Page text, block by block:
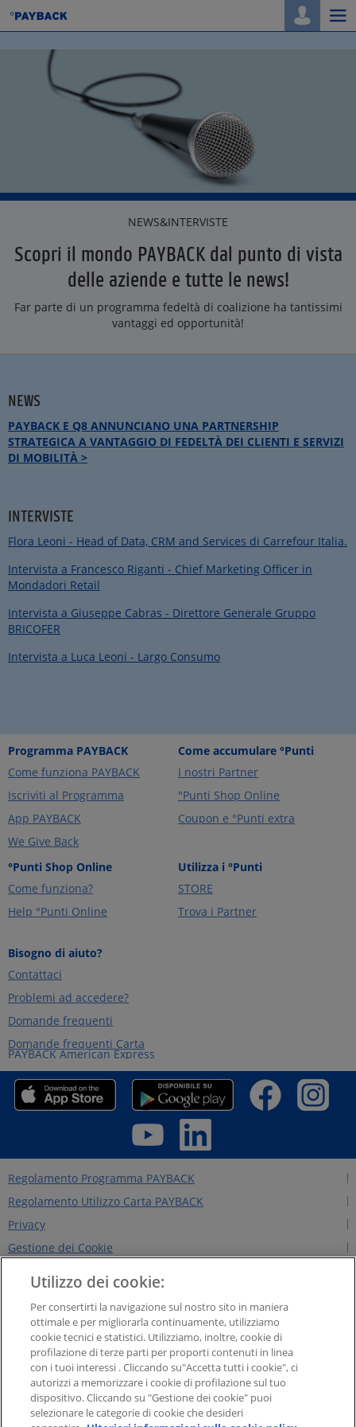
NEWS&INTERVISTE
Scopri il mondo PAYBACK dal punto di vista
delle aziende e tutte le news!
Far parte di un programma fedeltà di coalizione ha tantissimi
vantaggi ed opportunità!
NEWS
PAYBACK E Q8 ANNUNCIANO UNA PARTNERSHIP
STRATEGICA A VANTAGGIO DI FEDELTÀ DEI CLIENTI E SERVIZI
DI MOBILITÀ >
INTERVISTE
Flora Leoni - Head of Data, CRM and Services di Carrefour Italia.
Intervista a Francesco Riganti - Chief Marketing Officer in
Mondadori Retail
Intervista a Giuseppe Cabras - Direttore Generale Gruppo
BRICOFER
Intervista a Luca Leoni - Largo Consumo
Programma PAYBACK
Come funziona PAYBACK
Iscriviti al Programma
App PAYBACK
We Give Back
Come accumulare °Punti
I nostri Partner
°Punti Shop Online
Coupon e °Punti extra
°Punti Shop Online
Come funziona?
Help °Punti Online
Utilizza i °Punti
STORE
Trova i Partner
Bisogno di aiuto?
Contattaci
Problemi ad accedere?
Domande frequenti
Domande frequenti Carta
PAYBACK American Express
Regolamento Programma PAYBACK
Regolamento Utilizzo Carta PAYBACK
Privacy
Gestione dei Cookie
Contattaci
Chi siamo
NEWS&INTERVISTE
PAYBACK GROUP
Concorsi PAYBACK
Utilizzo dei cookie:
Per consertirti la navigazione sul nostro sito in maniera
ottimale e per migliorarla continuamente, utilizziamo
cookie tecnici e statistici. Utilizziamo, inoltre, cookie di
profilazione di terze parti per proporti contenuti in linea
con i tuoi interessi . Cliccando su"Accetta tutti i cookie", ci
autorizzi a memorizzare i cookie di profilazione sul tuo
dispositivo. Cliccando su "Gestione dei cookie" puoi
selezionare le categorie di cookie che desideri